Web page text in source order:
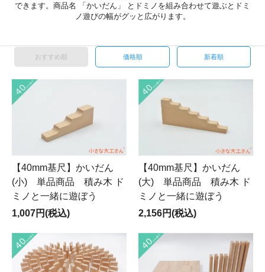
できます。商品名 「かいだん」 とドミノを組み合わせて遊ぶとドミ
ノ遊びの幅がグッと広がります。
おすすめ順 価格順 新着順
【40mm基尺】かいだん
(小) 単品商品 積み木 ド
ミノと一緒に遊ぼう
1,007円(税込)
【40mm基尺】かいだん
(大) 単品商品 積み木 ド
ミノと一緒に遊ぼう
2,156円(税込)